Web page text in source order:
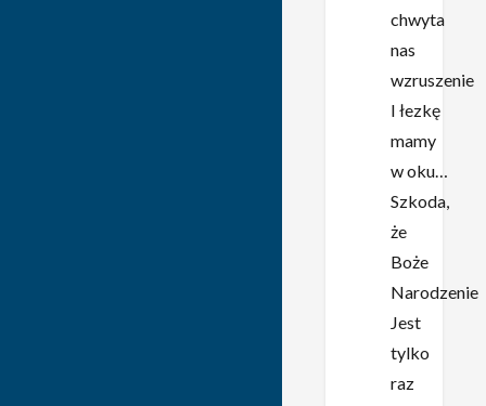
chwyta
nas
wzruszenie
I łezkę
mamy
w oku…
Szkoda,
że
Boże
Narodzenie
Jest
tylko
raz